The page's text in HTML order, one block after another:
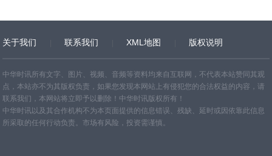
关于我们 联系我们 XML地图 版权说明
网站地图 TXT
中华时讯所有文字、图片、视频、音频等资料均来自互联网，不代表本站赞同其观
点，本站亦不为其版权负责，如果您发现本网站上有侵犯您的合法权益的内容，请
联系我们，本网站将立即予以删除！中华时讯版权所有！
中华时讯以及其合作机构不为本页面提供的信息错误、残缺、延时或因依靠此信息
所采取的任何行动负责。市场有风险，投资需谨慎。